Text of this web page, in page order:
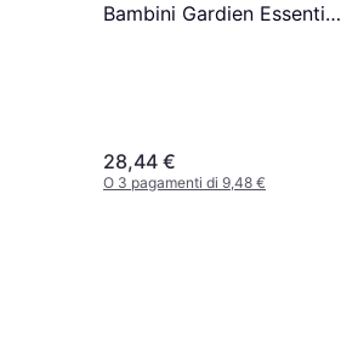
Bambini Gardien Essential
28,44 €
O 3 pagamenti di 9,48 €